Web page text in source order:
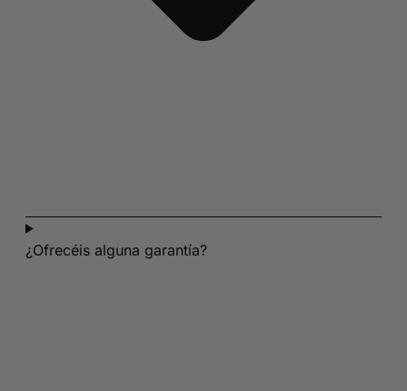
¿Ofrecéis alguna garantía?